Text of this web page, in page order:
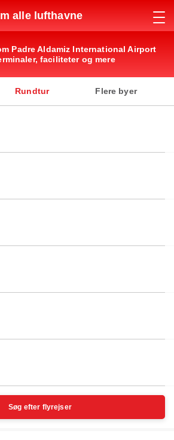
alle lufthavne
Padre Aldamiz International Airport
faciliteter og mere
Rundtur Flere byer
Søg efter flyrejser